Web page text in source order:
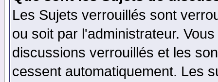
Les Sujets verrouillés sont
ou soit par l'administrateur.
discussions verrouillés et les
cessent automatiquement. Les